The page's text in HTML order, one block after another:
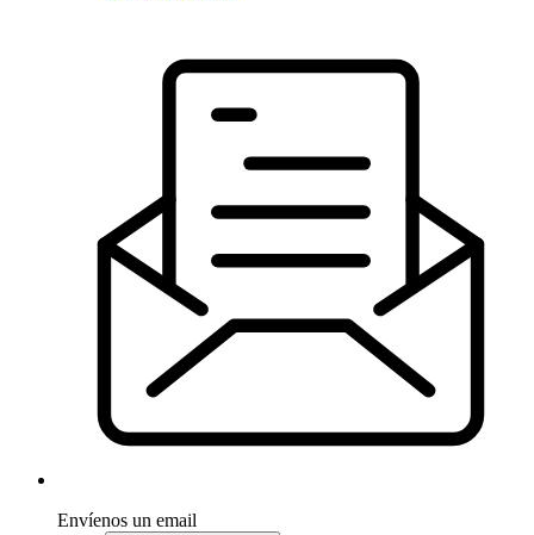
Envíenos un email